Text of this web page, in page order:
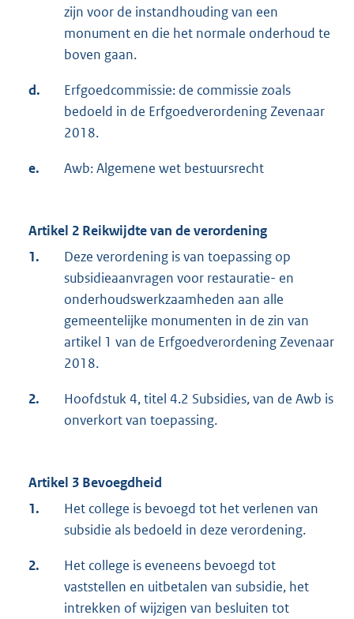
zijn voor de instandhouding van een
monument en die het normale onderhoud te
boven gaan.
d.
Erfgoedcommissie: de commissie zoals
bedoeld in de Erfgoedverordening Zevenaar
2018.
e. Awb: Algemene wet bestuursrecht
Artikel 2 Reikwijdte van de verordening
1.
Deze verordening is van toepassing op
subsidieaanvragen voor restauratie- en
onderhoudswerkzaamheden aan alle
gemeentelijke monumenten in de zin van
artikel 1 van de Erfgoedverordening Zevenaar
2018.
2.
Hoofdstuk 4, titel 4.2 Subsidies, van de Awb is
onverkort van toepassing.
Artikel 3 Bevoegdheid
1.
Het college is bevoegd tot het verlenen van
subsidie als bedoeld in deze verordening.
2.
Het college is eveneens bevoegd tot
vaststellen en uitbetalen van subsidie, het
intrekken of wijzigen van besluiten tot